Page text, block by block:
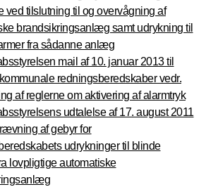
ved tilslutning til og overvågning af
brandsikringsanlæg samt udrykning til
fra sådanne anlæg
mail af 10. januar 2013 til
redningsberedskaber vedr.
af reglerne om aktivering af alarmtryk
udtalelse af 17. august 2011
af gebyr for
udrykninger til blinde
lovpligtige automatiske